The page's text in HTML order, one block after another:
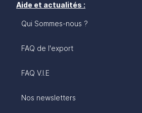
Aide et actualités :
Qui Sommes-nous ?
FAQ de l'export
FAQ V.I.E
Nos newsletters